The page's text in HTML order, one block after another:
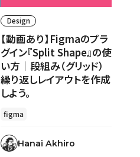
Design
【動画あり】Figmaのプラ
グイン『Split Shape』の使
い方｜段組み（グリッド）
繰り返しレイアウトを作成
しよう。
figma
Hanai Akhiro